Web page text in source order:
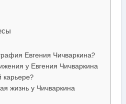
Евгения Чичваркина?
у Евгения Чичваркина
карьере?
жизнь у Чичваркина